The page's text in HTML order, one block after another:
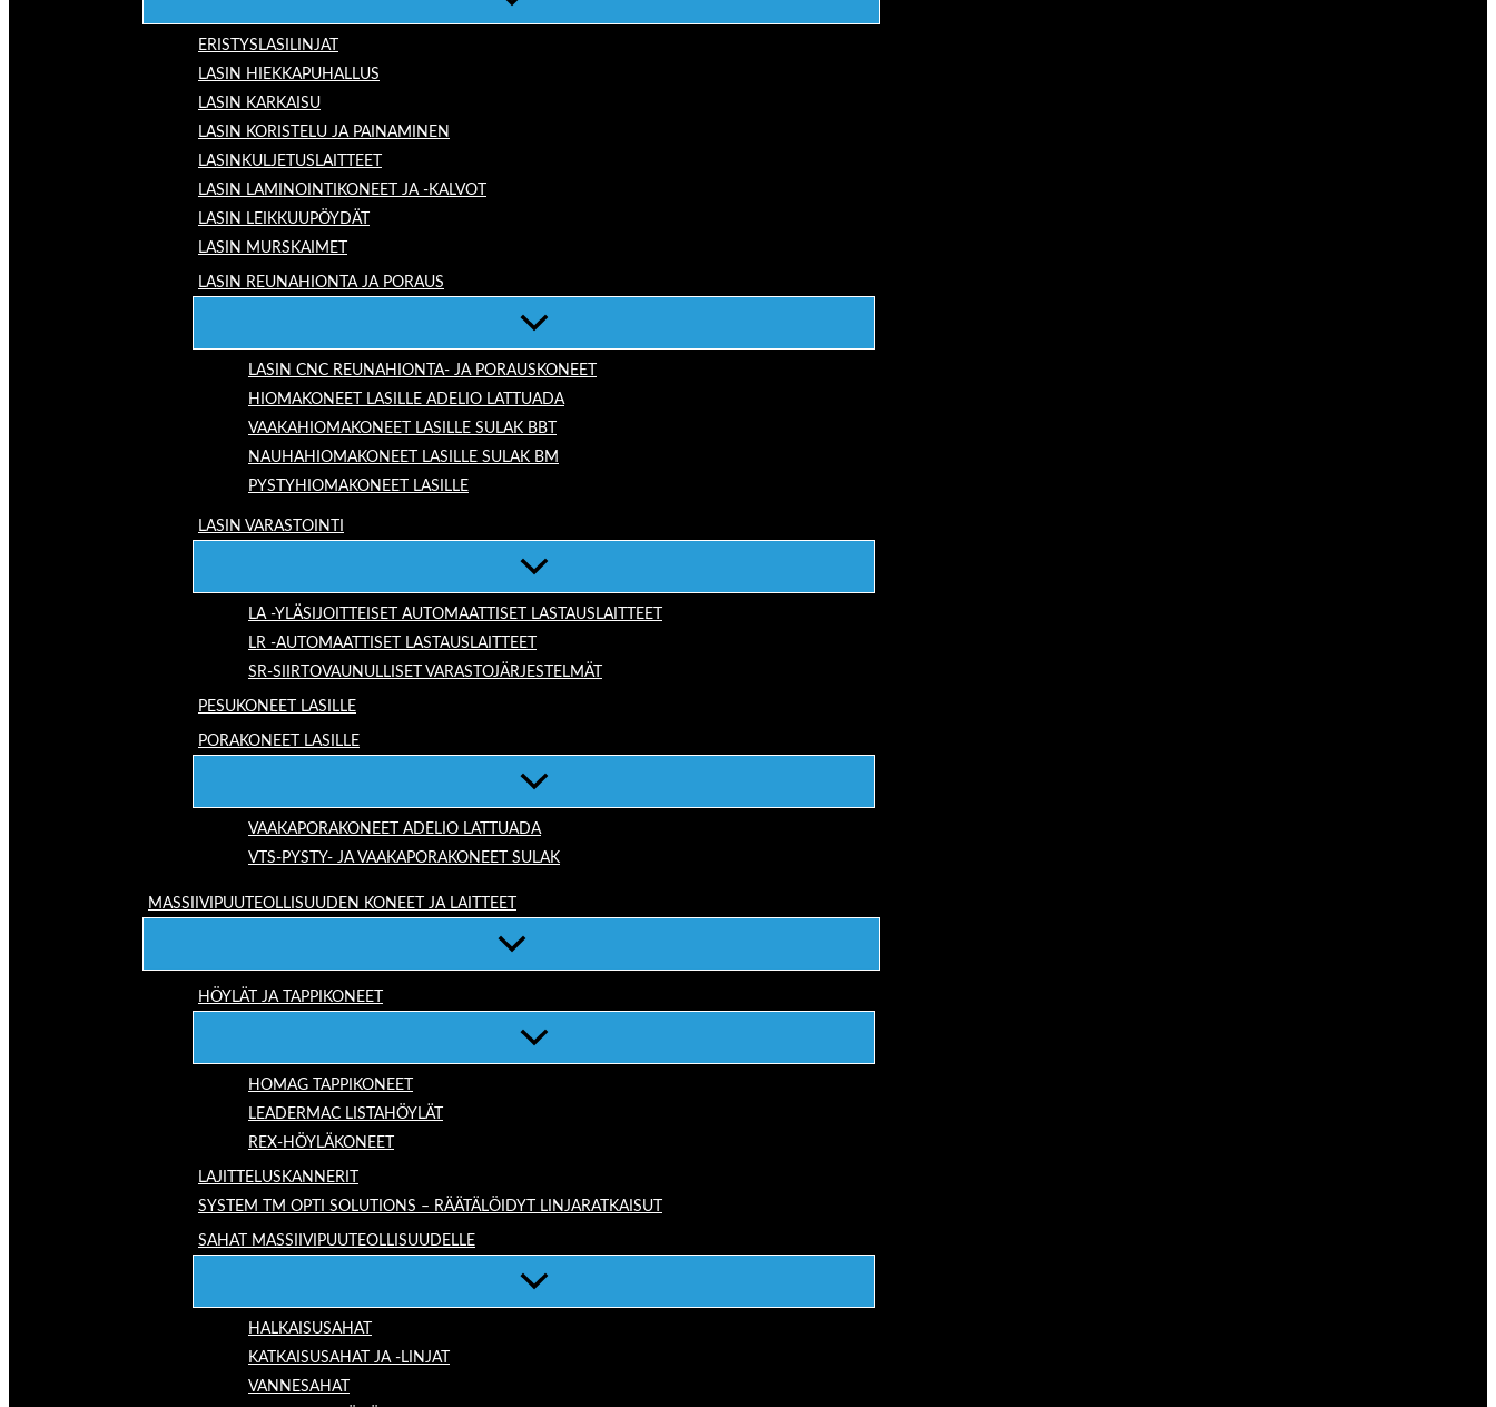
ERISTYSLASILINJAT
LASIN HIEKKAPUHALLUS
LASIN KARKAISU
LASIN KORISTELU JA PAINAMINEN
LASINKULJETUSLAITTEET
LASIN LAMINOINTIKONEET JA -KALVOT
LASIN LEIKKUUPÖYDÄT
LASIN MURSKAIMET
LASIN REUNAHIONTA JA PORAUS
LASIN CNC REUNAHIONTA- JA PORAUSKONEET
HIOMAKONEET LASILLE ADELIO LATTUADA
VAAKAHIOMAKONEET LASILLE SULAK BBT
NAUHAHIOMAKONEET LASILLE SULAK BM
PYSTYHIOMAKONEET LASILLE
LASIN VARASTOINTI
LA -YLÄSIJOITTEISET AUTOMAATTISET LASTAUSLAITTEET
LR -AUTOMAATTISET LASTAUSLAITTEET
SR-SIIRTOVAUNULLISET VARASTOJÄRJESTELMÄT
PESUKONEET LASILLE
PORAKONEET LASILLE
VAAKAPORAKONEET ADELIO LATTUADA
VTS-PYSTY- JA VAAKAPORAKONEET SULAK
MASSIIVIPUUTEOLLISUUDEN KONEET JA LAITTEET
HÖYLÄT JA TAPPIKONEET
HOMAG TAPPIKONEET
LEADERMAC LISTAHÖYLÄT
REX-HÖYLÄKONEET
LAJITTELUSKANNERIT
SYSTEM TM OPTI SOLUTIONS – RÄÄTÄLÖIDYT LINJARATKAISUT
SAHAT MASSIIVIPUUTEOLLISUUDELLE
HALKAISUSAHAT
KATKAISUSAHAT JA -LINJAT
VANNESAHAT